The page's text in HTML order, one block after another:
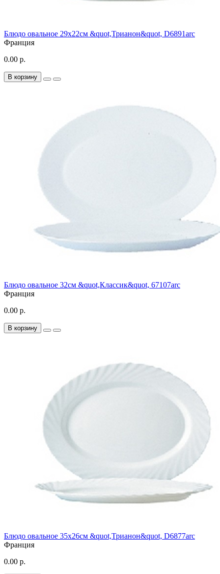
Блюдо овальное 29х22см &quot,Трианон&quot, D6891arc
Франция
0.00 р.
В корзину
Блюдо овальное 32см &quot,Классик&quot, 67107arc
Франция
0.00 р.
В корзину
Блюдо овальное 35х26см &quot,Трианон&quot, D6877arc
Франция
0.00 р.